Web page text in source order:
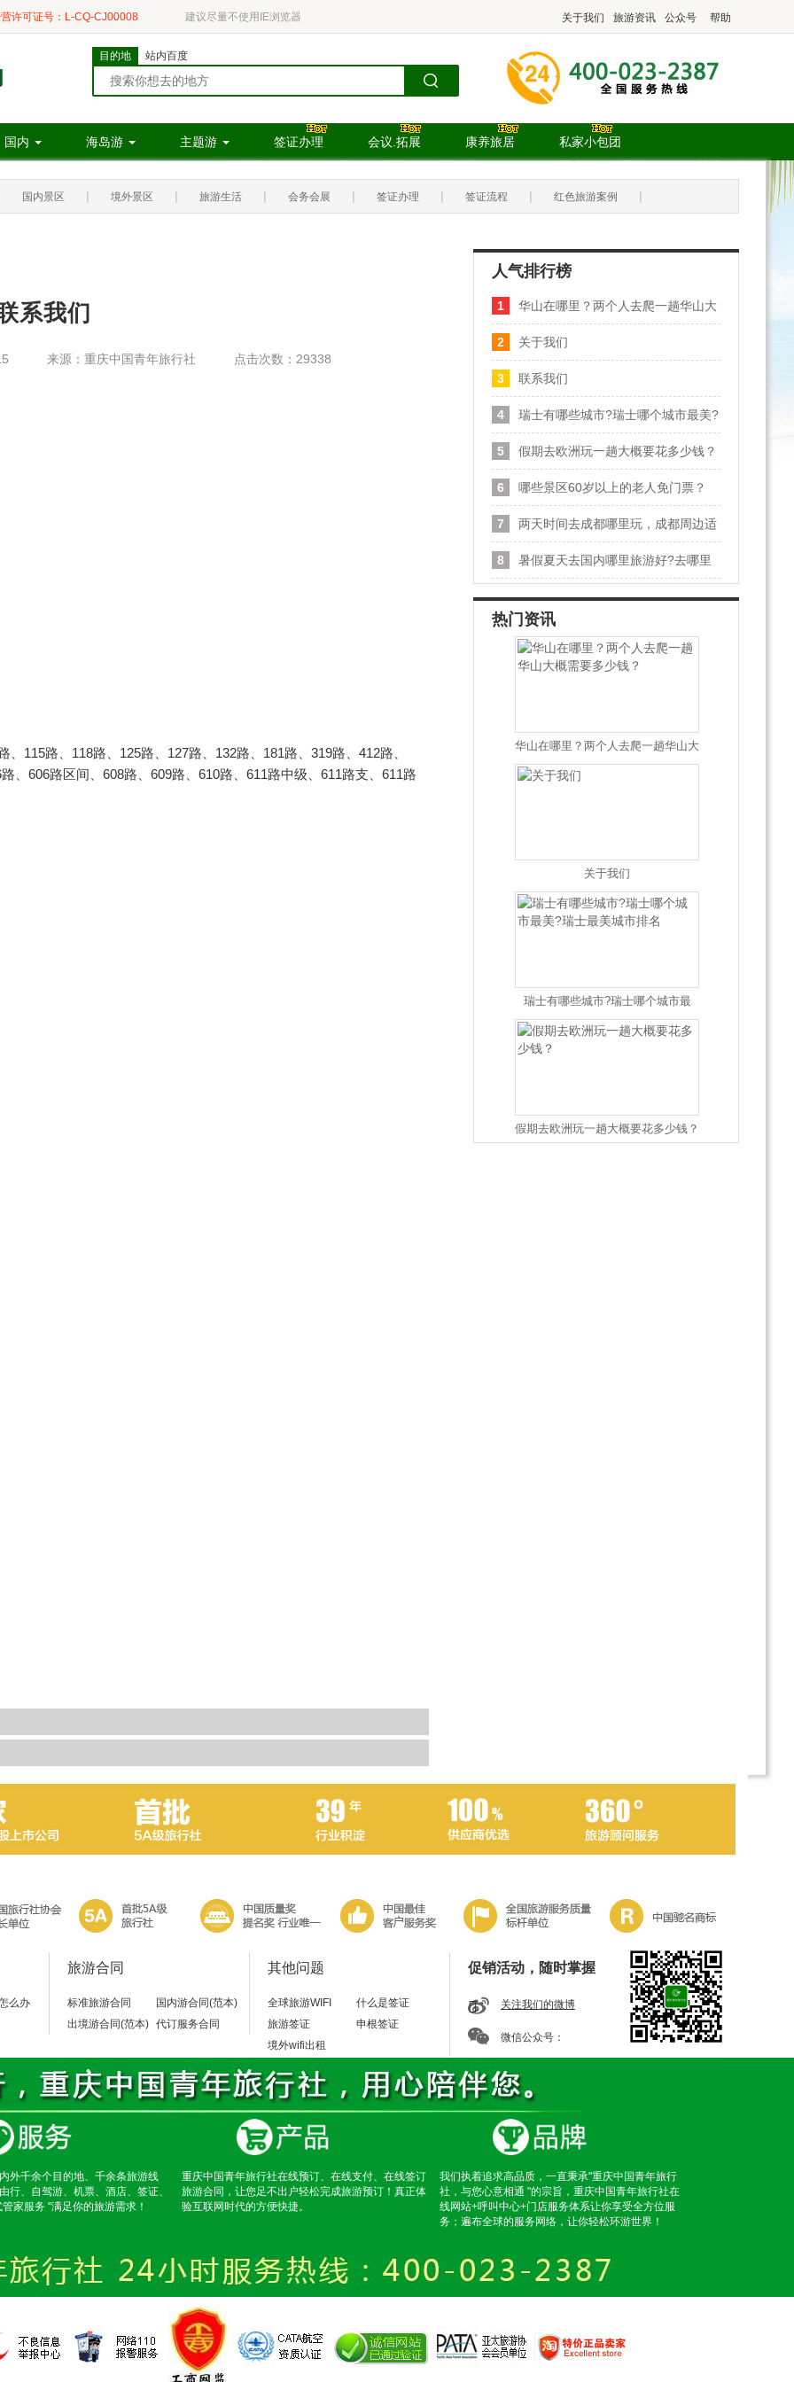
许可证号：L-CQ-CJ00008 建议尽量不使用IE浏览器 关于我们 旅游资讯 公众号 帮助
目的地 站内百度
国内 海岛游 主题游 签证办理 会议.拓展 康养旅居 私家小包团
国内景区 | 境外景区 | 旅游生活 | 会务会展 | 签证办理 | 签证流程 | 红色旅游案例 |
系我们
来源：重庆中国青年旅行社 点击次数：29338
115路、118路、125路、127路、132路、181路、319路、412路、
、606路区间、608路、609路、610路、611路中级、611路支、611路
人气排行榜
1
华山在哪里？两个人去爬一趟华山大
概需要多少钱？
2
关于我们
3 联系我们
4
瑞士有哪些城市?瑞士哪个城市最美?
瑞士最美城市排名
5
假期去欧洲玩一趟大概要花多少钱？
6 哪些景区60岁以上的老人免门票？
7
两天时间去成都哪里玩，成都周边适
合两日游的景点
8
暑假夏天去国内哪里旅游好?去哪里
旅游不热?
热门资讯
华山在哪里？两个人去爬一趟华山大
概需要多少钱？
关于我们
瑞士有哪些城市?瑞士哪个城市最
美?瑞士最美城市排名
假期去欧洲玩一趟大概要花多少钱？
么办
旅游合同
标准旅游合同
国内游合同(范本)
出境游合同(范本) 代订服务合同
其他问题
全球旅游WIFI
什么是签证
旅游签证
申根签证
境外wifi出租
促销活动，随时掌握
关注我们的微博
微信公众号：
外千余个目的地、千余条旅游线
行、自驾游、机票、酒店、签证、
家服务 "满足你的旅游需求！
重庆中国青年旅行社在线预订、在线支付、在线签订
旅游合同，让您足不出户轻松完成旅游预订！真正体
验互联网时代的方便快捷。
我们执着追求高品质，一直秉承"重庆中国青年旅行
社，与您心意相通 "的宗旨，重庆中国青年旅行社在
线网站+呼叫中心+门店服务体系让你享受全方位服
务；遍布全球的服务网络，让你轻松环游世界！